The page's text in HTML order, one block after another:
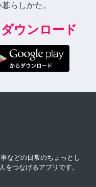
らしかた。
ウンロード
などの日常のちょっとし
をつなげるアプリです。